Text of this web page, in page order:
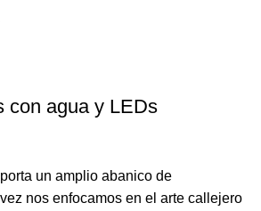
con agua y LEDs
un amplio abanico de
nos enfocamos en el arte callejero